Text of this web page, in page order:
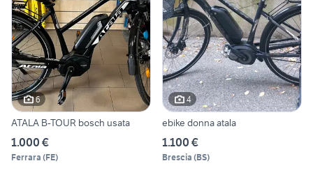
6
ATALA B-TOUR bosch usata
1.000 €
Ferrara (FE)
4
ebike donna atala
1.100 €
Brescia (BS)